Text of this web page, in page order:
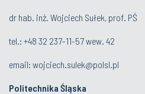
dr hab. inż. Wojciech Sułek, prof. PŚ
tel.: +48 32 237-11-57 wew. 42
email: wojciech.sulek@polsl.pl
Politechnika Śląska